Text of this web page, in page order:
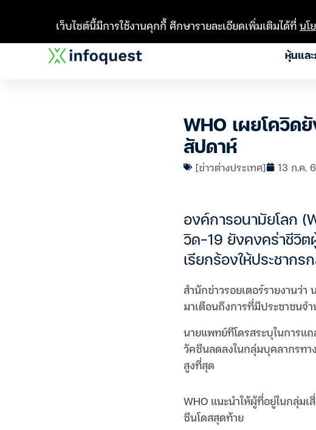
หุ้นแล
WHO เผยโควิด
สัปดาห์
[ข่าวต่างประเทศ] 13 ก.ค.
องค์การอนามัยโลก
วิด-19 ยังคงคร่าชีวิ
เรียกร้องให้ประชาก
สำนักข่าวรอยเตอร์รายงานว่
มาเตือนถึงการที่มีประชาชนจ
นายแพทย์ทีโดรสระบุในการแ
วัคซีนลดลงในกลุ่มบุคลากรท
สูงที่สุด
WHO แนะนำให้ผู้ที่อยู่ในกลุ่ม
ซีนโดสสุดท้าย
เว็บไซต์นี้มีการใช้งานคุกกี้ ศึกษารายละเอียดเพิ่มเติมได้ที่นโ